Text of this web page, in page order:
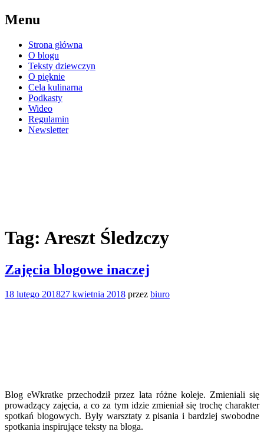
Przejdź
do
Menu
Strona główna
O blogu
Teksty dziewczyn
O pięknie
Cela kulinarna
Podkasty
Wideo
Regulamin
Newsletter
Tag: Areszt Śledzczy
Zajęcia blogowe inaczej
18 lutego 201827 kwietnia 2018 przez biuro
Blog eWkratke przechodził przez lata różne koleje. Zmieniali się
prowadzący zajęcia, a co za tym idzie zmieniał się trochę charakter
spotkań blogowych. Były warsztaty z pisania i bardziej swobodne
spotkania inspirujące teksty na bloga.